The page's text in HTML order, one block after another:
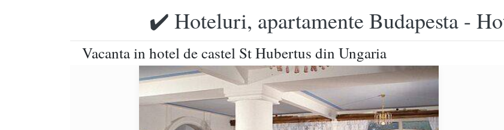
✔️ Hoteluri, apartamente Budapesta -
Vacanta in hotel de castel St Hubertus din Ungaria